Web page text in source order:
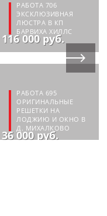
РАБОТА 706
ЭКСКЛЮЗИВНАЯ
ЛЮСТРА В КП
БАРВИХА ХИЛЛС
116 000 руб.
РАБОТА 695
ОРИГИНАЛЬНЫЕ
РЕШЕТКИ НА
ЛОДЖИЮ И ОКНО В
Д. МИХАЛКОВО
36 000 руб.